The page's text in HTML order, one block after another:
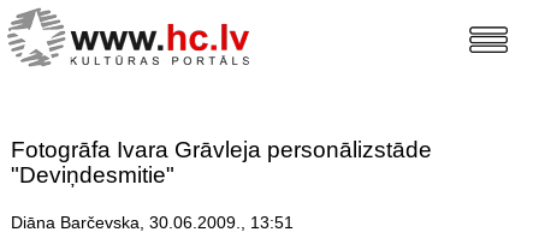
Fotogrāfa Ivara Grāvleja personālizstāde
"Deviņdesmitie"
Diāna Barčevska, 30.06.2009., 13:51